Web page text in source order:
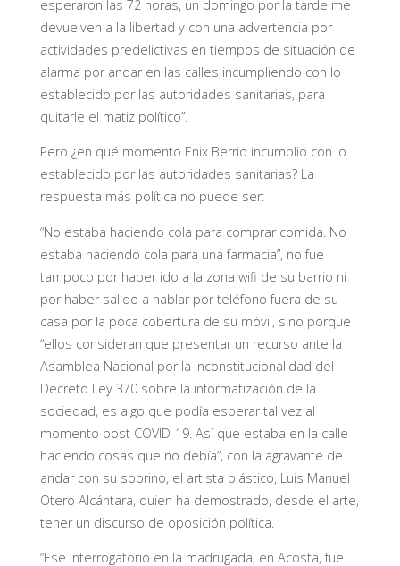
esperaron las 72 horas, un domingo por la tarde me
devuelven a la libertad y con una advertencia por
actividades predelictivas en tiempos de situación de
alarma por andar en las calles incumpliendo con lo
establecido por las autoridades sanitarias, para
quitarle el matiz político”.
Pero ¿en qué momento Enix Berrio incumplió con lo
establecido por las autoridades sanitarias? La
respuesta más política no puede ser:
“No estaba haciendo cola para comprar comida. No
estaba haciendo cola para una farmacia”, no fue
tampoco por haber ido a la zona wifi de su barrio ni
por haber salido a hablar por teléfono fuera de su
casa por la poca cobertura de su móvil, sino porque
“ellos consideran que presentar un recurso ante la
Asamblea Nacional por la inconstitucionalidad del
Decreto Ley 370 sobre la informatización de la
sociedad, es algo que podía esperar tal vez al
momento post COVID-19. Así que estaba en la calle
haciendo cosas que no debía”, con la agravante de
andar con su sobrino, el artista plástico, Luis Manuel
Otero Alcántara, quien ha demostrado, desde el arte,
tener un discurso de oposición política.
“Ese interrogatorio en la madrugada, en Acosta, fue